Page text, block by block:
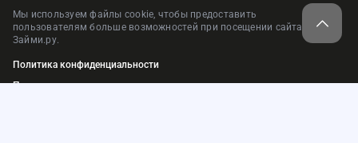
Мы используем файлы cookie, чтобы предоставить
пользователям больше возможностей при посещении сайта
Займи.ру.
Политика конфиденциальности
Пользовательское соглашение